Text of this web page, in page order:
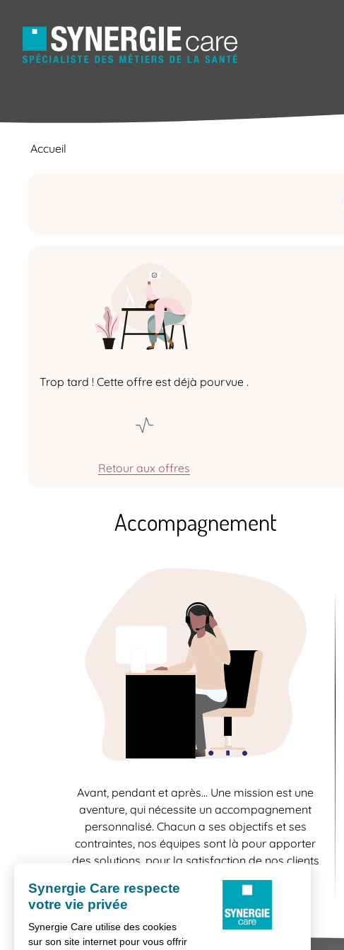
Accueil
Trop tard ! Cette offre est déjà pourvue .
Retour aux offres
Accompagnement
Avant, pendant et après… Une mission est une
aventure, qui nécessite un accompagnement
personnalisé. Chacun a ses objectifs et ses
contraintes, nos équipes sont là pour apporter
des solutions, pour la satisfaction de nos clients
comme celle de nos candidats.